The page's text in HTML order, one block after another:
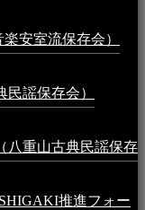
安室流保存会）
謡保存会）
八重山古典民謡保存
推進フォー